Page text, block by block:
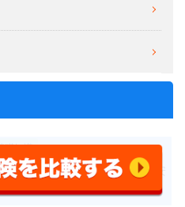
礎知識
も値上げ？ペットの治療費を安